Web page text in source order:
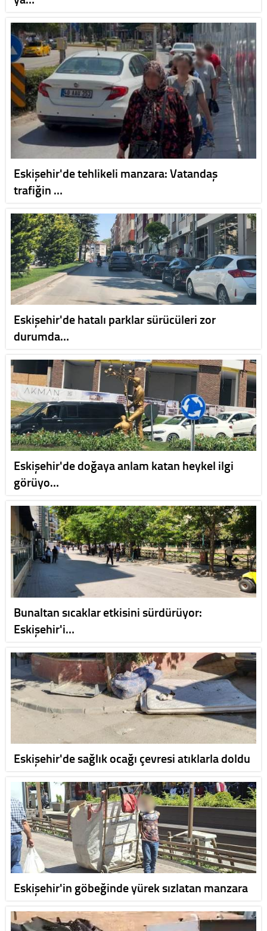
Eskişehir'de tehlikeli manzara: Vatandaş
trafiğin …
Eskişehir'de hatalı parklar sürücüleri zor
durumda…
Eskişehir'de doğaya anlam katan heykel ilgi
görüyo…
Bunaltan sıcaklar etkisini sürdürüyor:
Eskişehir'i…
Eskişehir'de sağlık ocağı çevresi atıklarla doldu
Eskişehir'in göbeğinde yürek sızlatan manzara